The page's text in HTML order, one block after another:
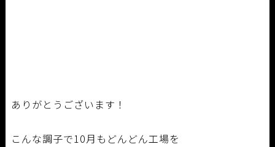
ありがとうございます！
こんな調子で10月もどんどん工場を